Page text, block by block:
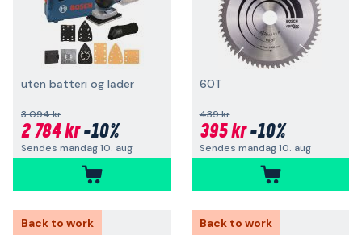
uten batteri og lader
3 094 kr
2 784 kr-10%
Sendes mandag 10. aug
60T
439 kr
395 kr-10%
Sendes mandag 10. aug
Back to work
Back to work